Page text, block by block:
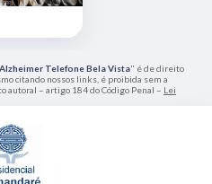
Telefone Bela Vista" é de direito
citando nossos links, é proibida sem a
autoral – artigo 184 do Código Penal – Lei